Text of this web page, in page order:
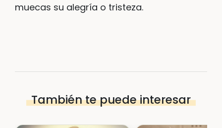
muecas su alegría o tristeza.
También te puede interesar